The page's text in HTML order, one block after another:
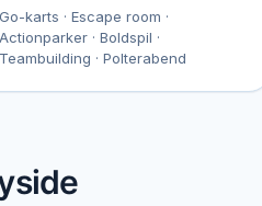
Go-karts · Escape room ·
Actionparker · Boldspil ·
Teambuilding · Polterabend